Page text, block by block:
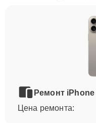
Ремонт iPhone
Цена ремонта: